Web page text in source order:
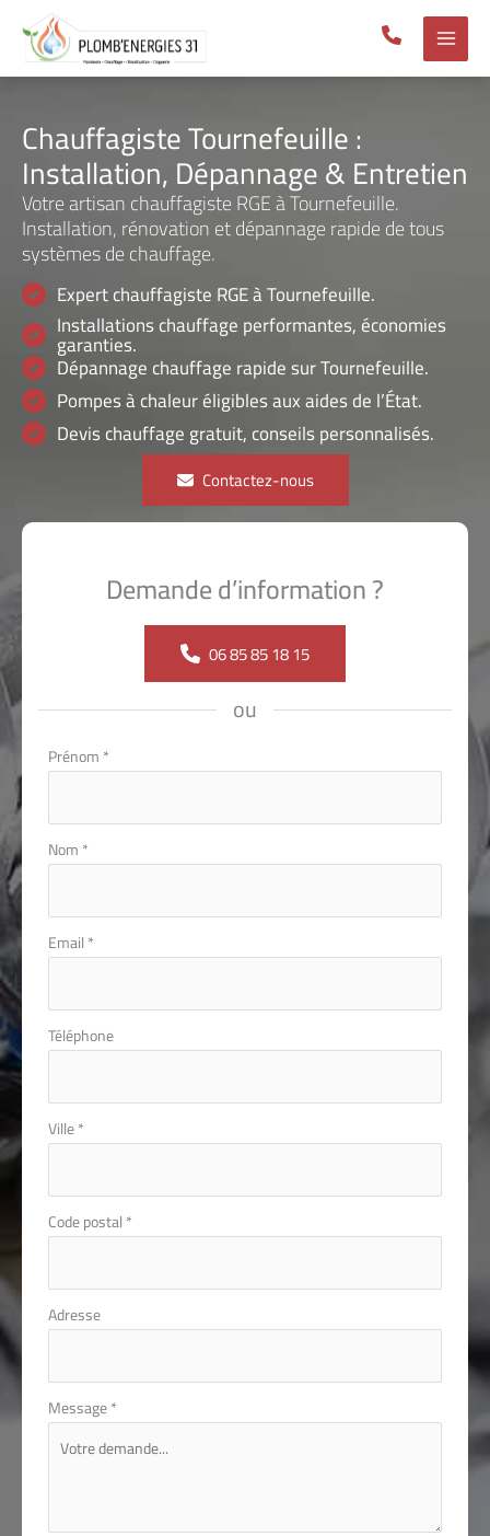
contenu
Chauffagiste Tournefeuille :
Installation, Dépannage & Entretien
Votre artisan chauffagiste RGE à Tournefeuille.
Installation, rénovation et dépannage rapide de tous
systèmes de chauffage.
Expert chauffagiste RGE à Tournefeuille.
Installations chauffage performantes, économies
garanties.
Dépannage chauffage rapide sur Tournefeuille.
Pompes à chaleur éligibles aux aides de l’État.
Devis chauffage gratuit, conseils personnalisés.
Contactez-nous
Demande d’information ?
06 85 85 18 15
ou
Formulaire
téléphone
Prénom*
Nom*
Email*
Téléphone
Ville*
Code postal*
Adresse
Message*